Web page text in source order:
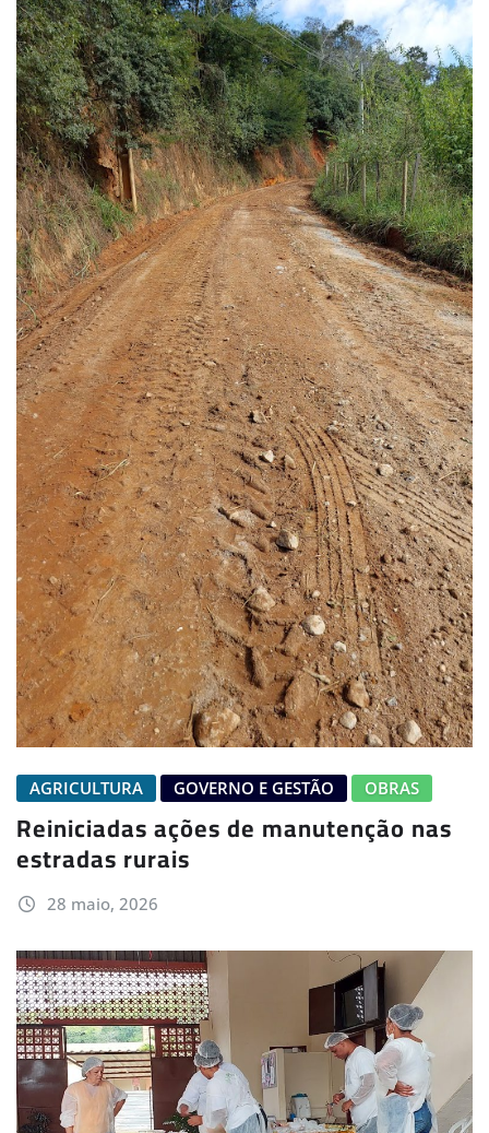
AGRICULTURA GOVERNO E GESTÃO OBRAS
Reiniciadas ações de manutenção nas
estradas rurais
28 maio, 2026